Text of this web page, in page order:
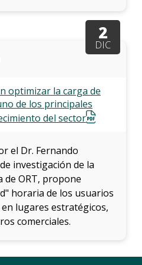
2
DIC
optimizar la carga de
de los principales
del sector
el Dr. Fernando
investigación de la
de ORT, propone
horaria de los usuarios
lugares estratégicos,
comerciales.